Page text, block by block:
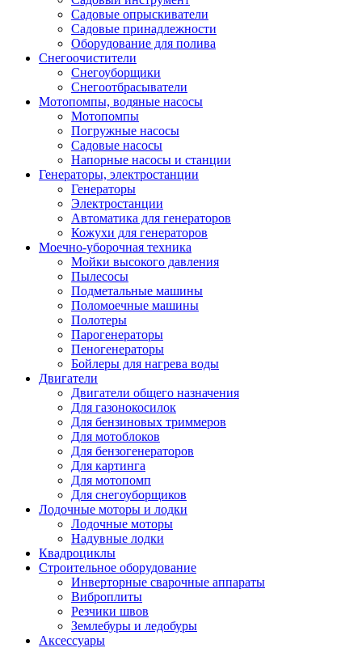
Садовые опрыскиватели
Садовые принадлежности
Оборудование для полива
Снегоочистители
Снегоуборщики
Снегоотбрасыватели
Мотопомпы, водяные насосы
Мотопомпы
Погружные насосы
Садовые насосы
Напорные насосы и станции
Генераторы, электростанции
Генераторы
Электростанции
Автоматика для генераторов
Кожухи для генераторов
Моечно-уборочная техника
Мойки высокого давления
Пылесосы
Подметальные машины
Поломоечные машины
Полотеры
Парогенераторы
Пеногенераторы
Бойлеры для нагрева воды
Двигатели
Двигатели общего назначения
Для газонокосилок
Для бензиновых триммеров
Для мотоблоков
Для бензогенераторов
Для картинга
Для мотопомп
Для снегоуборщиков
Лодочные моторы и лодки
Лодочные моторы
Надувные лодки
Квадроциклы
Строительное оборудование
Инверторные сварочные аппараты
Виброплиты
Резчики швов
Землебуры и ледобуры
Аксессуары